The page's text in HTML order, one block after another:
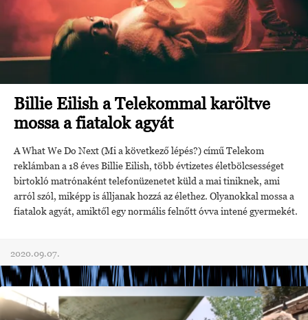
Billie Eilish a Telekommal karöltve
mossa a fiatalok agyát
A What We Do Next (Mi a következő lépés?) című Telekom
reklámban a 18 éves Billie Eilish, több évtizetes életbölcsességet
birtokló matrónaként telefonüzenetet küld a mai tiniknek, ami
arról szól, miképp is álljanak hozzá az élethez. Olyanokkal mossa a
fiatalok agyát, amiktől egy normális felnőtt óvva intené gyermekét.
2020.09.07.